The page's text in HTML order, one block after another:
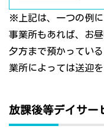
※上記は、一つの例
事業所もあれば、お
夕方まで預かってい
業所によっては送迎
放課後等デイサー